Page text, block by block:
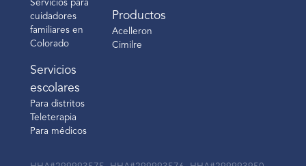
Servicios para
cuidadores
familiares en
Colorado
Servicios
escolares
Para distritos
Teleterapia
Para médicos
Productos
Acelleron
Cimilre